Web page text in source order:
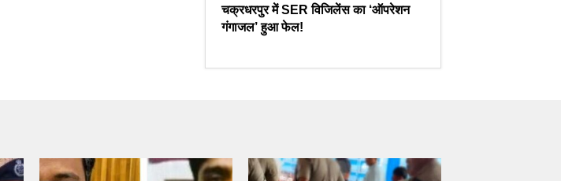
चक्रधरपुर में SER विजिलेंस का ‘ऑपरेशन
गंगाजल’ हुआ फेल!